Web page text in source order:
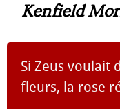
Kenfield
Si Zeus voulait
fleurs, la rose